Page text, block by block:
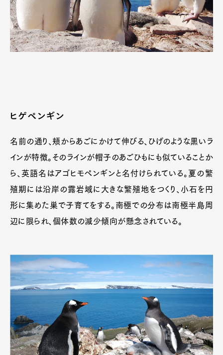
Pen Membership
Magazine
Official Columnist
About
Contact
ヒゲペンギン
名前の通り、頬からあごにかけて伸びる、ひげのような黒いラ
インが特徴。そのラインが帽子のあごひもにも似ていることか
ら、英語名はアゴヒモペンギンと名付けられている。夏の繁
殖期には沿岸の露岩域に大きな繁殖地をつくり、小石を円
形に集めた巣で子育てをする。南極での分布は南極半島周
辺に限られ、個体数の減少傾向が懸念されている。